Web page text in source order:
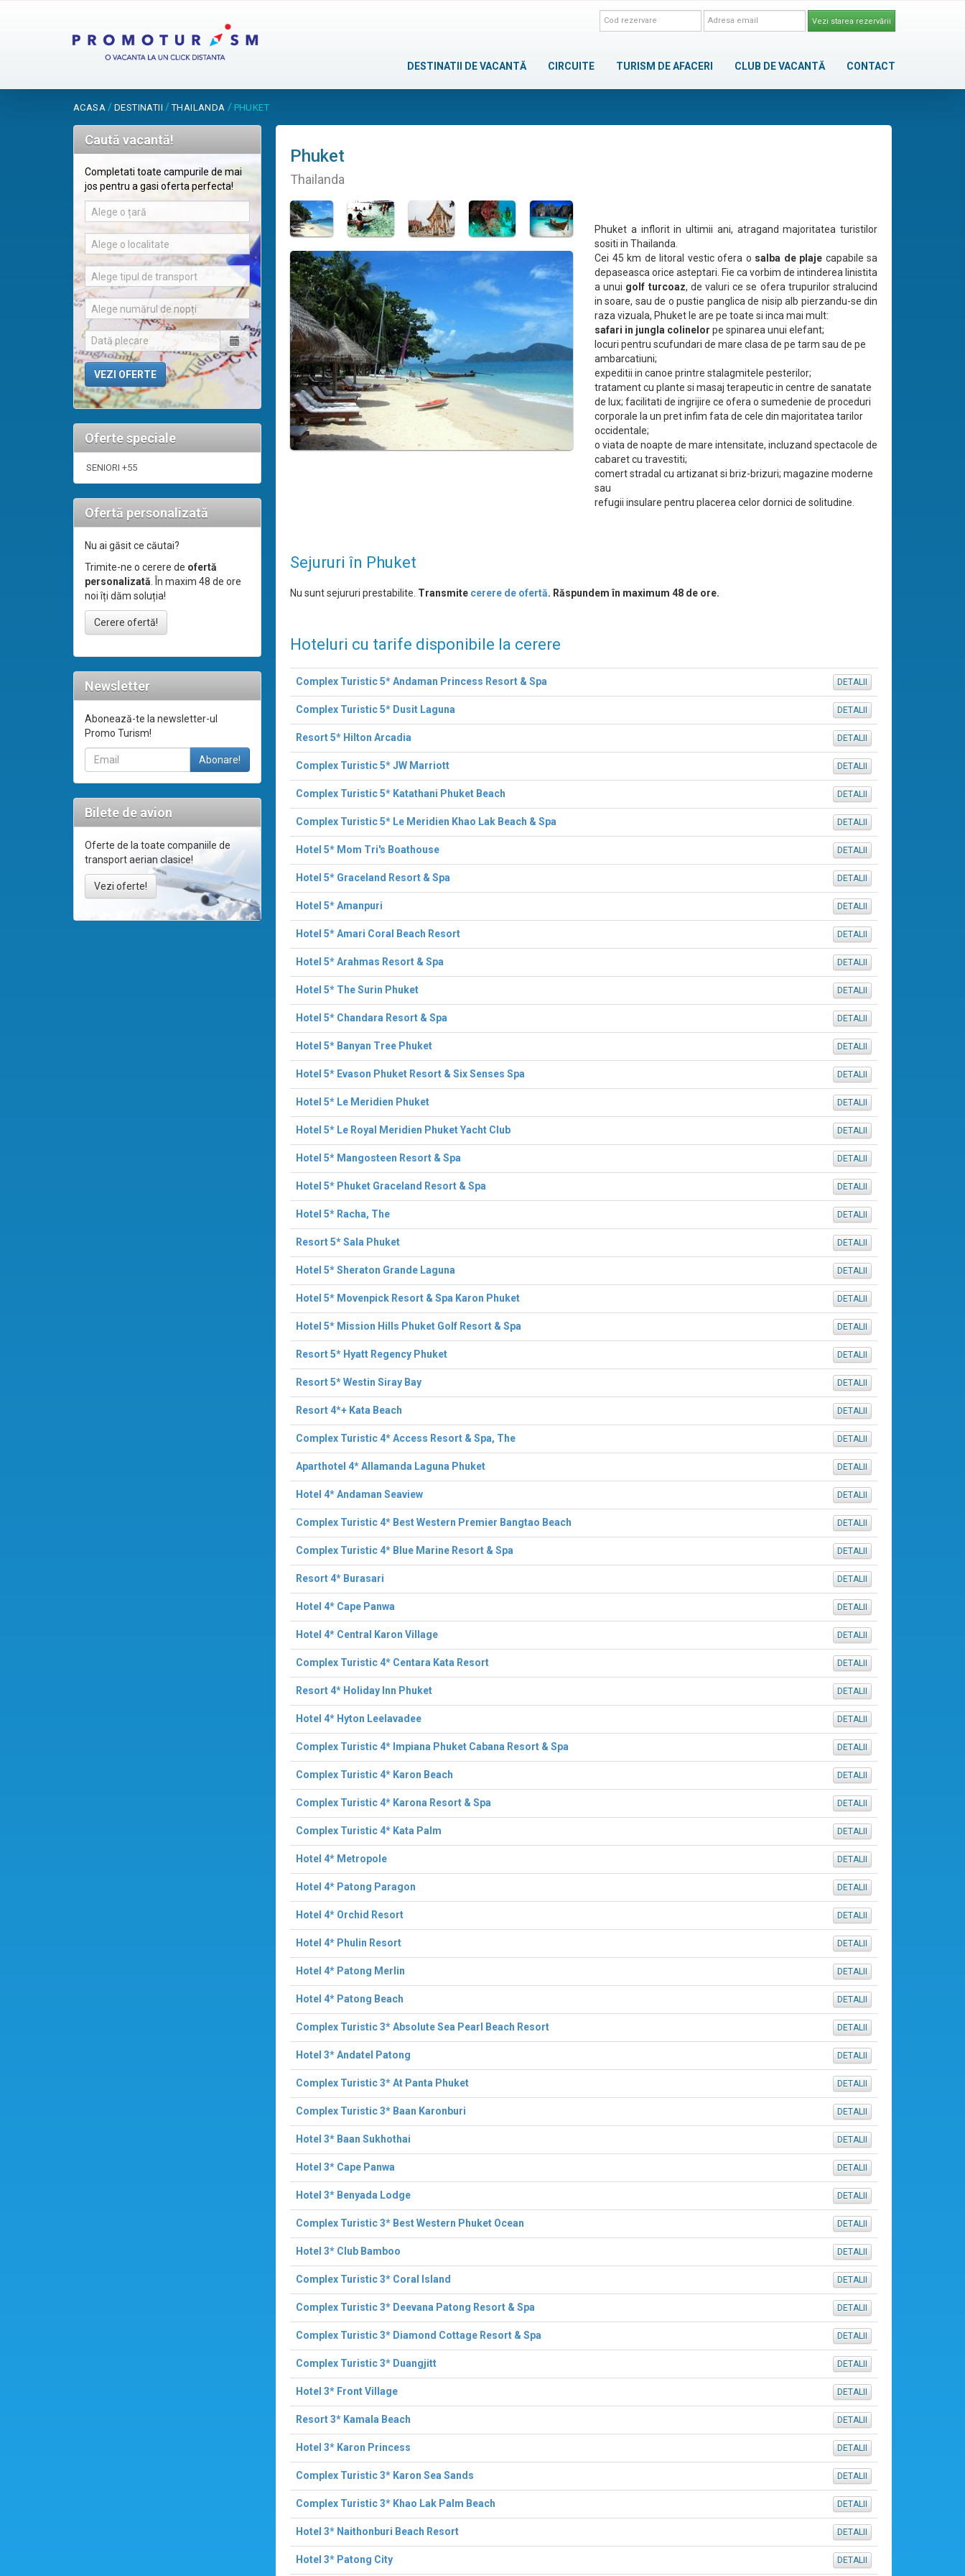
Vezi starea rezervării
DESTINATII DE VACANTĂ CIRCUITE TURISM DE AFACERI CLUB DE VACANTĂ CONTACT
ACASA / DESTINATII /THAILANDA / PHUKET
Caută vacantă!
Completati toate campurile de mai
jos pentru a gasi oferta perfecta!
Alege o țară
Alege o localitate
Alege tipul de transport
Alege numărul de nopți
Oferte speciale
SENIORI +55
Ofertă personalizată
Nu ai găsit ce căutai?
Trimite-ne o cerere de ofertă
personalizată. În maxim 48 de ore
noi îți dăm soluția!
Cerere ofertă!
Newsletter
Abonează-te la newsletter-ul
Promo Turism!
Bilete de avion
Oferte de la toate companiile de
transport aerian clasice!
Vezi oferte!
Phuket
Thailanda
Phuket a inflorit in ultimii ani, atragand majoritatea turistilor
sositi in Thailanda.
Cei 45 km de litoral vestic ofera o salba de plaje capabile sa
depaseasca orice asteptari. Fie ca vorbim de intinderea linistita
a unui golf turcoaz, de valuri ce se ofera trupurilor stralucind
in soare, sau de o pustie panglica de nisip alb pierzandu-se din
raza vizuala, Phuket le are pe toate si inca mai mult:
safari in jungla colinelor pe spinarea unui elefant;
locuri pentru scufundari de mare clasa de pe tarm sau de pe
ambarcatiuni;
expeditii in canoe printre stalagmitele pesterilor;
tratament cu plante si masaj terapeutic in centre de sanatate
de lux; facilitati de ingrijire ce ofera o sumedenie de proceduri
corporale la un pret infim fata de cele din majoritatea tarilor
occidentale;
o viata de noapte de mare intensitate, incluzand spectacole de
cabaret cu travestiti;
comert stradal cu artizanat si briz-brizuri; magazine moderne
sau
refugii insulare pentru placerea celor dornici de solitudine.
Sejururi în Phuket
Nu sunt sejururi prestabilite. Transmite cerere de ofertă. Răspundem în maximum 48 de ore.
Hoteluri cu tarife disponibile la cerere
Complex Turistic 5* Andaman Princess Resort & Spa DETALII
Complex Turistic 5* Dusit Laguna DETALII
Resort 5* Hilton Arcadia DETALII
Complex Turistic 5* JW Marriott DETALII
Complex Turistic 5* Katathani Phuket Beach DETALII
Complex Turistic 5* Le Meridien Khao Lak Beach & Spa DETALII
Hotel 5* Mom Tri's Boathouse DETALII
Hotel 5* Graceland Resort & Spa DETALII
Hotel 5* Amanpuri DETALII
Hotel 5* Amari Coral Beach Resort DETALII
Hotel 5* Arahmas Resort & Spa DETALII
Hotel 5* The Surin Phuket DETALII
Hotel 5* Chandara Resort & Spa DETALII
Hotel 5* Banyan Tree Phuket DETALII
Hotel 5* Evason Phuket Resort & Six Senses Spa DETALII
Hotel 5* Le Meridien Phuket DETALII
Hotel 5* Le Royal Meridien Phuket Yacht Club DETALII
Hotel 5* Mangosteen Resort & Spa DETALII
Hotel 5* Phuket Graceland Resort & Spa DETALII
Hotel 5* Racha, The DETALII
Resort 5* Sala Phuket DETALII
Hotel 5* Sheraton Grande Laguna DETALII
Hotel 5* Movenpick Resort & Spa Karon Phuket DETALII
Hotel 5* Mission Hills Phuket Golf Resort & Spa DETALII
Resort 5* Hyatt Regency Phuket DETALII
Resort 5* Westin Siray Bay DETALII
Resort 4*+ Kata Beach DETALII
Complex Turistic 4* Access Resort & Spa, The DETALII
Aparthotel 4* Allamanda Laguna Phuket DETALII
Hotel 4* Andaman Seaview DETALII
Complex Turistic 4* Best Western Premier Bangtao Beach DETALII
Complex Turistic 4* Blue Marine Resort & Spa DETALII
Resort 4* Burasari DETALII
Hotel 4* Cape Panwa DETALII
Hotel 4* Central Karon Village DETALII
Complex Turistic 4* Centara Kata Resort DETALII
Resort 4* Holiday Inn Phuket DETALII
Hotel 4* Hyton Leelavadee DETALII
Complex Turistic 4* Impiana Phuket Cabana Resort & Spa DETALII
Complex Turistic 4* Karon Beach DETALII
Complex Turistic 4* Karona Resort & Spa DETALII
Complex Turistic 4* Kata Palm DETALII
Hotel 4* Metropole DETALII
Hotel 4* Patong Paragon DETALII
Hotel 4* Orchid Resort DETALII
Hotel 4* Phulin Resort DETALII
Hotel 4* Patong Merlin DETALII
Hotel 4* Patong Beach DETALII
Complex Turistic 3* Absolute Sea Pearl Beach Resort DETALII
Hotel 3* Andatel Patong DETALII
Complex Turistic 3* At Panta Phuket DETALII
Complex Turistic 3* Baan Karonburi DETALII
Hotel 3* Baan Sukhothai DETALII
Hotel 3* Cape Panwa DETALII
Hotel 3* Benyada Lodge DETALII
Complex Turistic 3* Best Western Phuket Ocean DETALII
Hotel 3* Club Bamboo DETALII
Complex Turistic 3* Coral Island DETALII
Complex Turistic 3* Deevana Patong Resort & Spa DETALII
Complex Turistic 3* Diamond Cottage Resort & Spa DETALII
Complex Turistic 3* Duangjitt DETALII
Hotel 3* Front Village DETALII
Resort 3* Kamala Beach DETALII
Hotel 3* Karon Princess DETALII
Complex Turistic 3* Karon Sea Sands DETALII
Complex Turistic 3* Khao Lak Palm Beach DETALII
Hotel 3* Naithonburi Beach Resort DETALII
Hotel 3* Patong City DETALII